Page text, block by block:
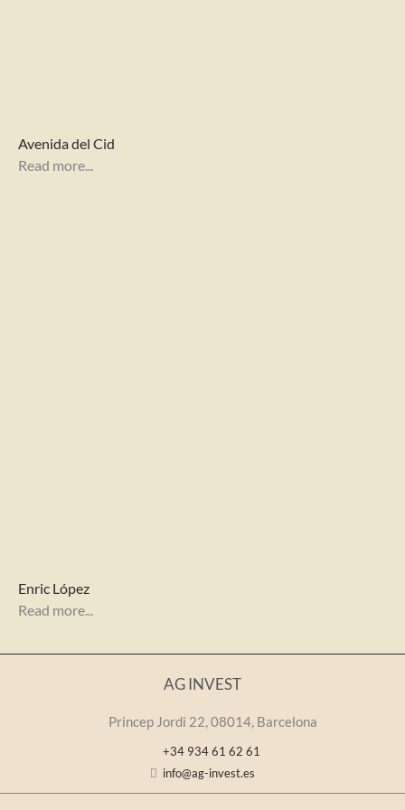
Avenida del Cid
Read more...
Enric López
Read more...
AG INVEST
Princep Jordi 22, 08014, Barcelona
+34 934 61 62 61
info@ag-invest.es